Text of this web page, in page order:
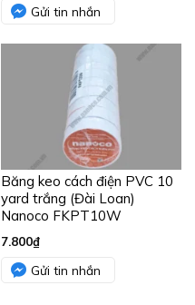
Gửi tin nhắn
Băng keo cách điện PVC 10
yard trắng (Đài Loan)
Nanoco FKPT10W
7.800₫
Gửi tin nhắn